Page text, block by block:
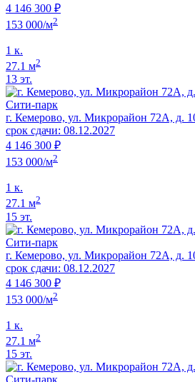
4 146 300 ₽
153 000/м2
1 к.
27.1 м2
13 эт.
Сити-парк
г. Кемерово, ул. Микрорайон 72А, д.
срок сдачи: 08.12.2027
4 146 300 ₽
153 000/м2
1 к.
27.1 м2
15 эт.
Сити-парк
г. Кемерово, ул. Микрорайон 72А, д.
срок сдачи: 08.12.2027
4 146 300 ₽
153 000/м2
1 к.
27.1 м2
15 эт.